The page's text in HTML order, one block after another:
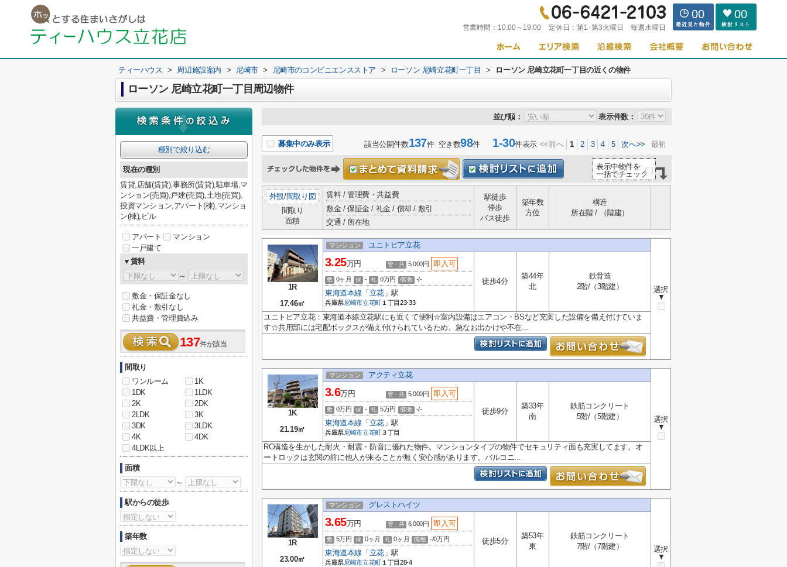
営業時間： 10:00～19:00 定休日： 第1･第3火曜日 毎週水曜日
00 00
ティーハウス > 周辺施設案内 > 尼崎市 > 尼崎市のコンビニエンスストア > ローソン 尼崎立花町一丁目 > ローソン 尼崎立花町一丁目の近くの物件
ローソン 尼崎立花町一丁目周辺物件
並び順： 表示件数：
募集中のみ表示 該当公開件数137件 空き数98件1-30件表示 <<前へ 1 2 3 4 5 次へ>> 最初
表示中物件を
一括でチェック
外観/間取り図
間取り
面積
賃料 / 管理費・共益費
敷金 / 保証金 / 礼金 / 償却 / 敷引
交通 / 所在地
駅徒歩
停歩
バス徒歩
築年数
方位
構造
所在階 / （階建）
1R
17.46㎡
マンション ユニトピア立花
選択
▼
3.25万円 管・共 5,000円 即入可
敷 0ヶ月 保 - 礼 0万円 償/敷 -/-
東海道本線 「 立花」駅
兵庫県尼崎市立花町 １丁目23-33
徒歩4分
築44年
北
鉄骨造
2階/（3階建）
ユニトピア立花：東海道本線立花駅にも近くて便利☆室内設備はエアコン・BSなど充実した設備を備え付けていま
す☆共用部には宅配ボックスが備え付けられているため、急なお出かけや不在...
1K
21.19㎡
マンション アクティ立花
選択
▼
3.6万円 管・共 5,000円 即入可
敷 0万円 保 - 礼 5万円 償/敷 -/-
東海道本線 「 立花」駅
兵庫県尼崎市立花町 ３丁目
徒歩9分
築33年
南
鉄筋コンクリート
5階/（5階建）
RC構造を生かした耐火・耐震・防音に優れた物件。マンションタイプの物件でセキュリティ面も充実してます。オ
ートロックは玄関の前に他人が来ることが無く安心感があります。バルコニ...
1R
23.00㎡
マンション グレストハイツ
選択
▼
3.65万円 管・共 6,000円 即入可
敷 5万円 保 0ヶ月 礼 0ヶ月 償/敷 -/0万円
東海道本線 「 立花」駅
兵庫県尼崎市立花町 １丁目28-4
徒歩5分
築53年
東
鉄筋コンクリート
7階/（7階建）
種別で絞り込む
現在の種別
賃貸,店舗(賃貸),事務所(賃貸),駐車場,マ
ンション(売買),戸建(売買),土地(売買),
投資マンション,アパート(棟),マンショ
ン(棟),ビル
アパート
マンション
一戸建て
▼賃料
～
敷金・保証金なし
礼金・敷引なし
共益費・管理費込み
137件が該当
間取り
ワンルーム
1K
1DK
1LDK
2K
2DK
2LDK
3K
3DK
3LDK
4K
4DK
4LDK以上
面積
～
駅からの徒歩
築年数